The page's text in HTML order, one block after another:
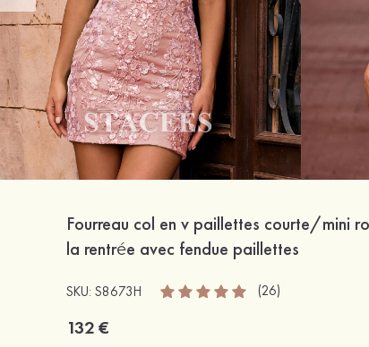
Fourreau col en v paillettes courte/mini
la rentrée avec fendue paillettes
SKU: S8673H (26)
132 €